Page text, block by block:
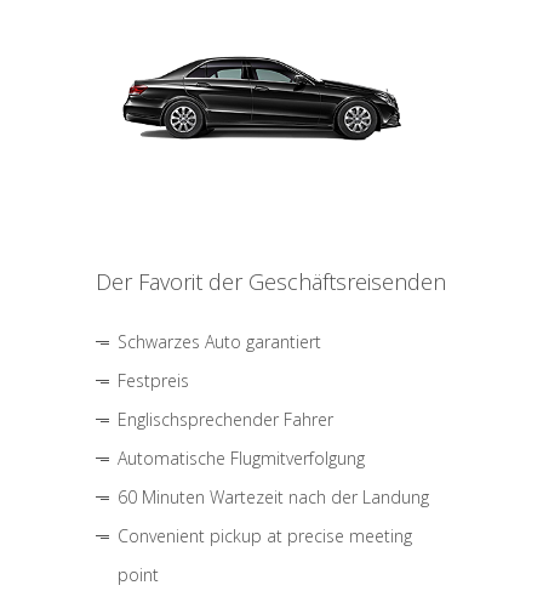
Der Favorit der Geschäftsreisenden
Schwarzes Auto garantiert
Festpreis
Englischsprechender Fahrer
Automatische Flugmitverfolgung
60 Minuten Wartezeit nach der Landung
Convenient pickup at precise meeting
point